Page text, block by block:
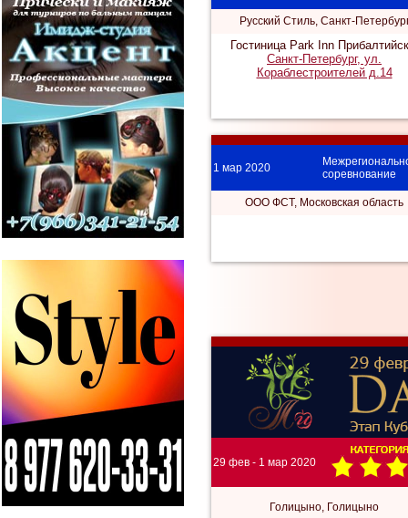
Русский Стиль, Санкт-
Гостиница Park Inn
Санкт-Петербург, ул.
Кораблестроителей д.14
1 мар 2020
соревнование
ООО ФСТ, Московская область
29 фев - 1 мар 2020
Голицыно, Голицыно